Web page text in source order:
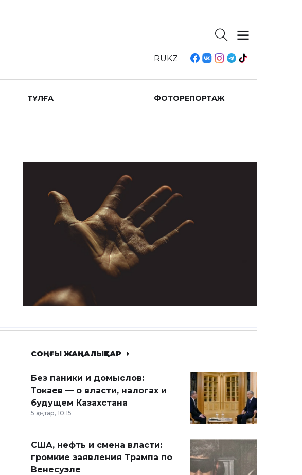
RUKZ
ТҰЛҒА ФОТОРЕПОРТАЖ
СОҢҒЫ ЖАҢАЛЫҚТАР
Без паники и домыслов:
Токаев — о власти, налогах и
будущем Казахстана
5 қаңтар, 10:15
США, нефть и смена власти:
громкие заявления Трампа по
Венесуэле